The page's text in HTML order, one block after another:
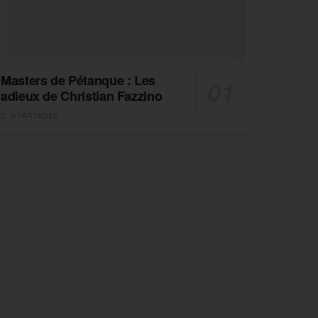
Masters de Pétanque : Les
adieux de Christian Fazzino